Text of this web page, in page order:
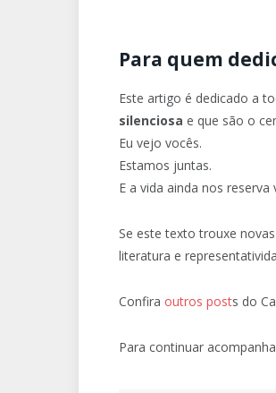
Para quem
Este artigo é dedicado a
silenciosa e que são o
Eu vejo vocês.
Estamos juntas.
E a vida ainda nos reserva
Se este texto trouxe
literatura e
Confira outros posts do
Para continuar